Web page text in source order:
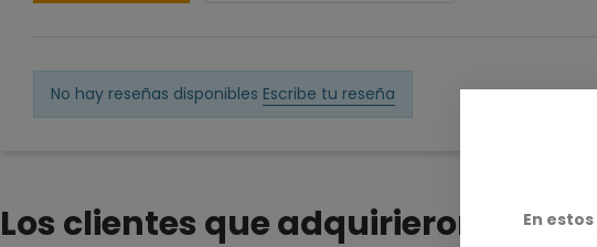
No hay reseñas disponibles Escribe tu reseña
Los clientes que adquirieron este
En